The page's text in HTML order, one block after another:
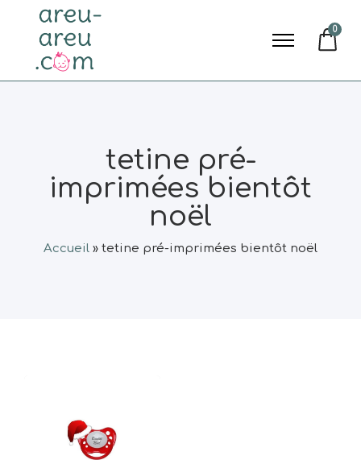
0
tetine pré-
imprimées bientôt
noël
Accueil » tetine pré-imprimées bientôt noël